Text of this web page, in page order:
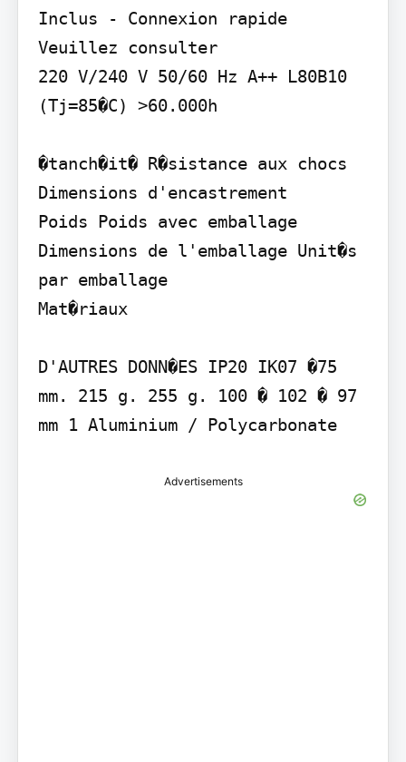
Inclus - Connexion rapide
Veuillez consulter
220 V/240 V 50/60 Hz A++ L80B10
(Tj=85�C) >60.000h
�tanch�it� R�sistance aux chocs
Dimensions d'encastrement
Poids Poids avec emballage
Dimensions de l'emballage Unit�s
par emballage
Mat�riaux
D'AUTRES DONN�ES IP20 IK07 �75
mm. 215 g. 255 g. 100 � 102 � 97
mm 1 Aluminium / Polycarbonate
Advertisements